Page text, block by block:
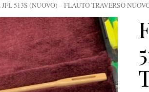
513S (NUOVO) – FLAUTO TRAVERSO